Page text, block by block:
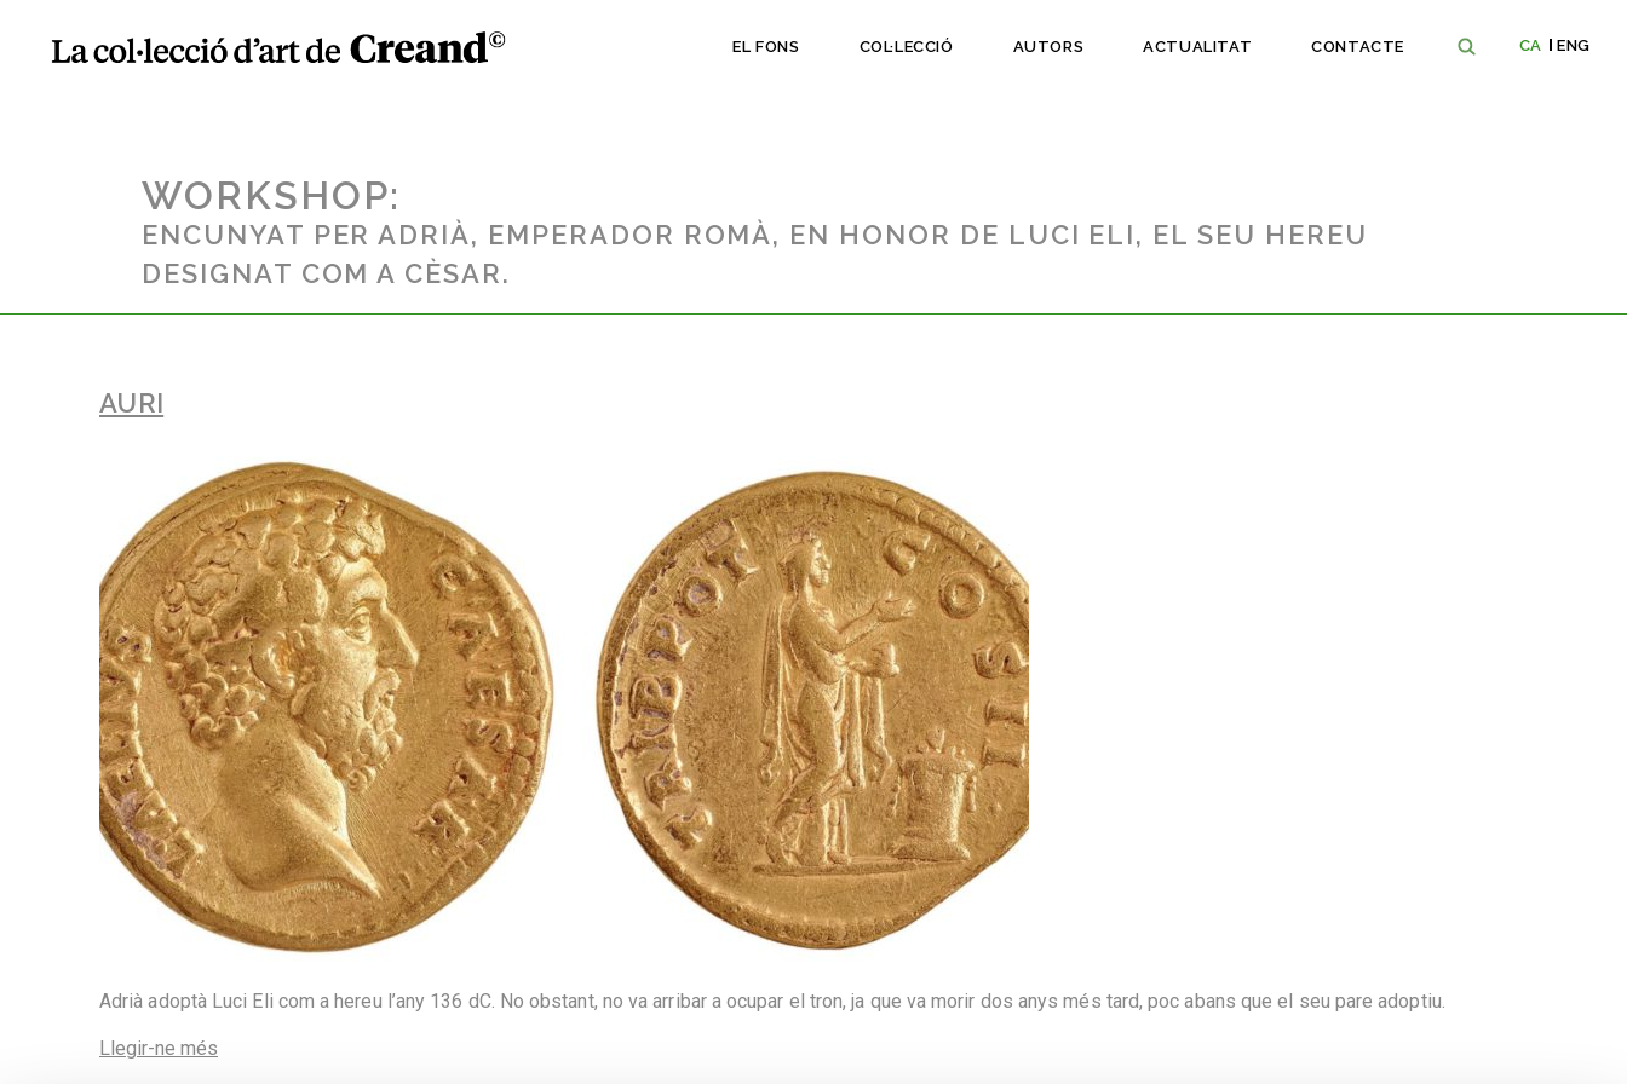
EL FONS COL·LECCIÓ AUTORS ACTUALITAT CONTACTE CA ENG
WORKSHOP:
ENCUNYAT PER ADRIÀ, EMPERADOR ROMÀ, EN HONOR DE LUCI ELI, EL SEU HEREU
DESIGNAT COM A CÈSAR.
AURI
Adrià adoptà Luci Eli com a hereu l’any 136 dC. No obstant, no va arribar a ocupar el tron, ja que va morir dos anys més tard, poc abans que el seu pare adoptiu.
Llegir-ne més